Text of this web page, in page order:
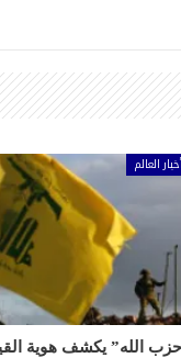
أخبار العالم
الله” يكشف هوية